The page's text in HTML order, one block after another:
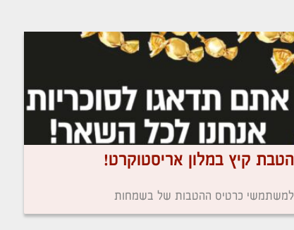
הטבת קיץ במלון אריסטוקרט!
למשתמשי כרטיס ההטבות של בשמחות